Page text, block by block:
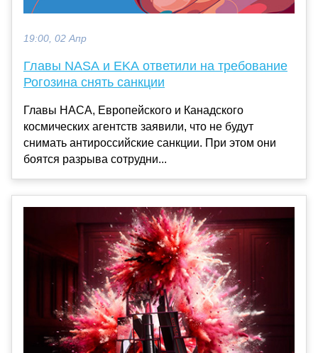
19:00, 02 Апр
Главы NASA и EKA ответили на требование
Рогозина снять санкции
Главы НАСА, Европейского и Канадского
космических агентств заявили, что не будут
снимать антироссийские санкции. При этом они
боятся разрыва сотрудни...